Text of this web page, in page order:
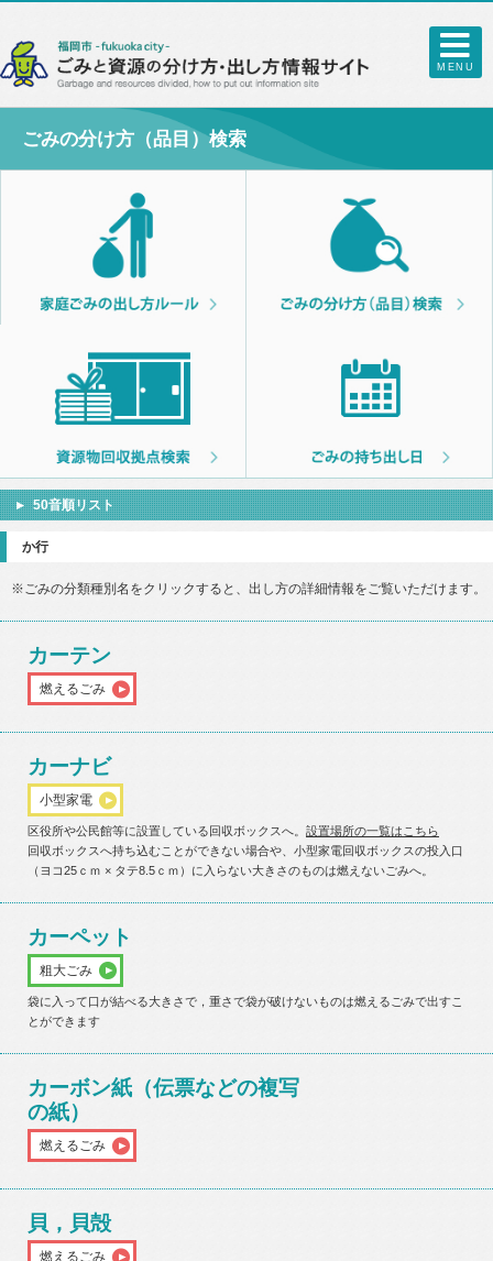
MENU
ごみの分け方（品目）検索
50音順リスト
か行
※ごみの分類種別名をクリックすると、出し方の詳細情報をご覧いただけます。
カーテン
燃えるごみ
カーナビ
小型家電
区役所や公民館等に設置している回収ボックスへ。 設置場所の一覧はこちら
回収ボックスへ持ち込むことができない場合や、小型家電回収ボックスの投入口
（ヨコ25ｃｍ × タテ8.5ｃｍ）に入らない大きさのものは燃えないごみへ。
カーペット
粗大ごみ
袋に入って口が結べる大きさで，重さで袋が破けないものは燃えるごみで出すこ
とができます
カーボン紙（伝票などの複写
の紙）
燃えるごみ
貝，貝殻
燃えるごみ